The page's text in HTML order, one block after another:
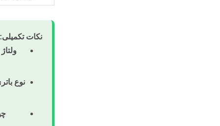
نکات تکمیلی:
نوع